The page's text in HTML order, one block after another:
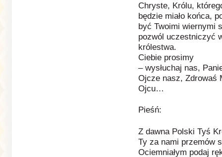
Chryste, Królu,
będzie miało końca,
być Twoimi wiernymi
pozwól uczestniczyć
królestwa.
Ciebie prosimy
– wysłuchaj nas,
Ojcze nasz, Zdrowaś
Ojcu…
Pieśń:
Z dawna Polski Tyś
Ty za nami przemów
Ociemniałym podaj